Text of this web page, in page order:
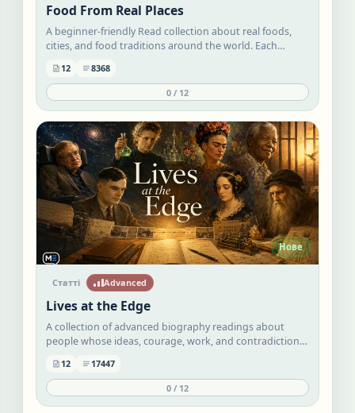
Food From Real Places
A beginner-friendly Read collection about real foods,
cities, and food traditions around the world. Each
comes from, how people eat it, and why it matters
locally.
12 8368
0 / 12
Нове
Статті Advanced
Lives at the Edge
A collection of advanced biography readings about
people whose ideas, courage, work, and contradictions
factual life story, strong editorial angle, reusable
Advanced vocabulary, and reflective comprehension
practice.
12 17447
0 / 12